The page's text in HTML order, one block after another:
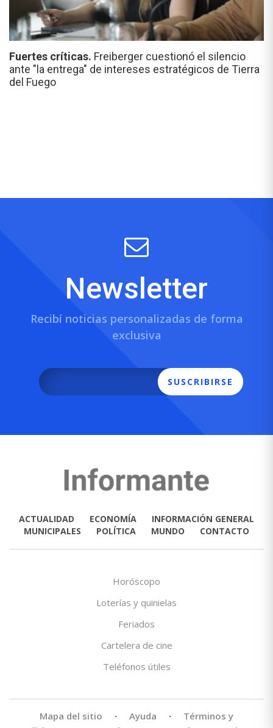
Fuertes críticas. Freiberger cuestionó el silencio
ante "la entrega" de intereses estratégicos de Tierra
del Fuego
Newsletter
Recibí noticias personalizadas de forma
exclusiva
SUSCRIBIRSE
ACTUALIDAD ECONOMÍA
INFORMACIÓN GENERAL
MUNICIPALES
POLÍTICA MUNDO CONTACTO
Horóscopo
Loterías y quinielas
Feriados
Cartelera de cine
Teléfonos útiles
Mapa del sitio · Ayuda ·
Términos y